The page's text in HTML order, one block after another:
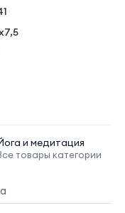
и медитация
товары категории